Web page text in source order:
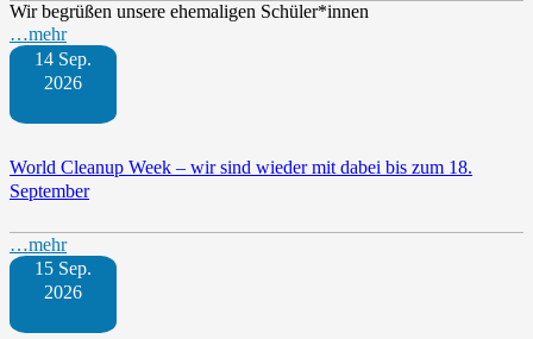
Wir begrüßen unsere ehemaligen Schüler*innen
…mehr
14 Sep.
2026
World Cleanup Week – wir sind wieder mit dabei bis zum 18.
September
…mehr
15 Sep.
2026